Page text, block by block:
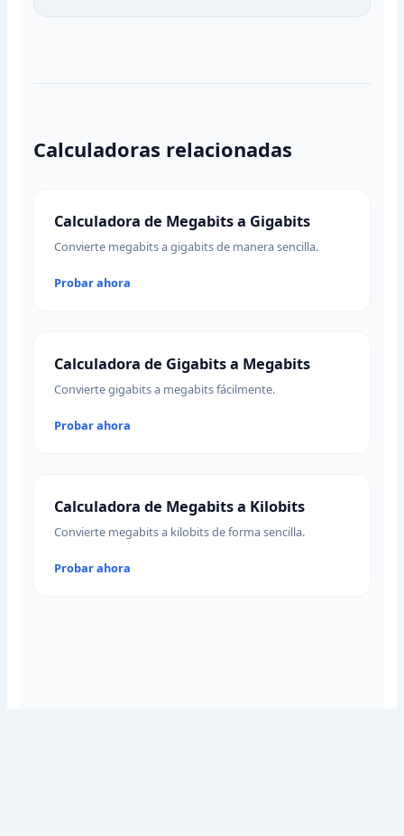
Calculadoras relacionadas
Calculadora de Megabits a Gigabits
Convierte megabits a gigabits de manera sencilla.
Probar ahora
Calculadora de Gigabits a Megabits
Convierte gigabits a megabits fácilmente.
Probar ahora
Calculadora de Megabits a Kilobits
Convierte megabits a kilobits de forma sencilla.
Probar ahora